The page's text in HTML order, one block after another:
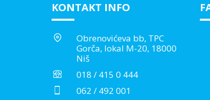
KONTAKT INFO
Obrenovićeva bb, TPC
Gorča, lokal M-20, 18000
Niš
018 / 415 0 444
062 / 492 001